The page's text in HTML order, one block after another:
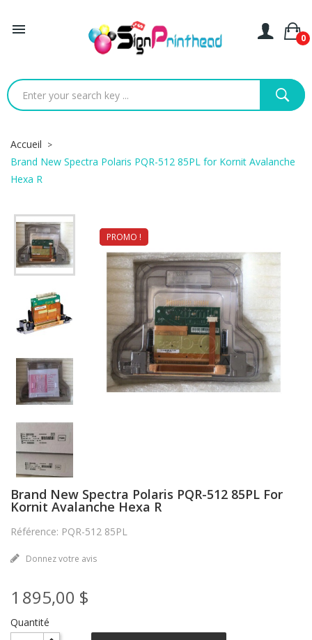

0
Accueil
Brand New Spectra Polaris PQR-512 85PL for Kornit Avalanche
Hexa R
PROMO !
NEUF
Brand New Spectra Polaris PQR-512 85PL For
Kornit Avalanche Hexa R
Référence: PQR-512 85PL
Donnez votre avis
1 895,00 $
Quantité